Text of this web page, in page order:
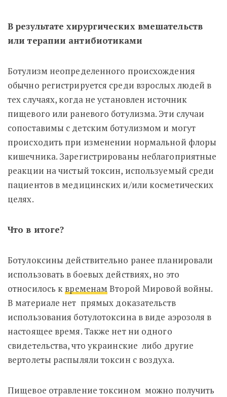
В результате хирургических вмешательств
или терапии антибиотиками
Ботулизм неопределенного происхождения
обычно регистрируется среди взрослых людей в
тех случаях, когда не установлен источник
пищевого или раневого ботулизма. Эти случаи
сопоставимы с детским ботулизмом и могут
происходить при изменении нормальной флоры
кишечника. Зарегистрированы неблагоприятные
реакции на чистый токсин, используемый среди
пациентов в медицинских и/или косметических
целях.
Что в итоге?
Ботулоксины действительно ранее планировали
использовать в боевых действиях, но это
относилось к временамВторой Мировой войны.
В материале нет прямых доказательств
использования ботулотоксина в виде аэрозоля в
настоящее время. Также нет ни одного
свидетельства, что украинские либо другие
вертолеты распыляли токсин с воздуха.
Пищевое отравление токсином можно получить